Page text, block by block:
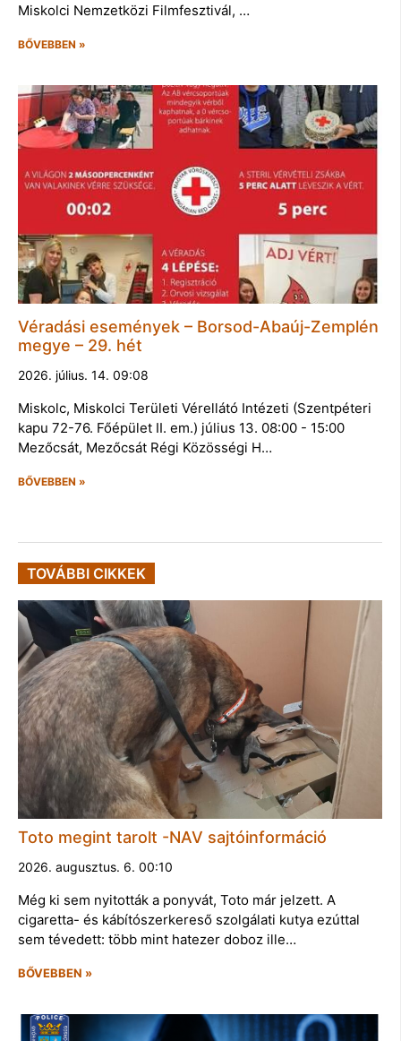
Miskolci Nemzetközi Filmfesztivál, …
BŐVEBBEN »
Véradási események – Borsod-Abaúj-Zemplén
megye – 29. hét
2026. július. 14. 09:08
Miskolc, Miskolci Területi Vérellátó Intézeti (Szentpéteri
kapu 72-76. Főépület II. em.) július 13. 08:00 - 15:00
Mezőcsát, Mezőcsát Régi Közösségi H…
BŐVEBBEN »
TOVÁBBI CIKKEK
Toto megint tarolt -NAV sajtóinformáció
2026. augusztus. 6. 00:10
Még ki sem nyitották a ponyvát, Toto már jelzett. A
cigaretta- és kábítószerkereső szolgálati kutya ezúttal
sem tévedett: több mint hatezer doboz ille…
BŐVEBBEN »